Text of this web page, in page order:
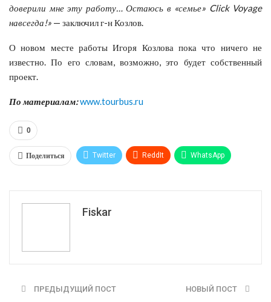
доверили мне эту работу… Остаюсь в «семье» Click Voyage
навсегда!» — заключил г-н Козлов.
О новом месте работы Игоря Козлова пока что ничего не
известно. По его словам, возможно, это будет собственный
проект.
По материалам:www.tourbus.ru
0
Поделиться Twitter ReddIt WhatsApp
Fiskar
ПРЕДЫДУЩИЙ ПОСТ НОВЫЙ ПОСТ